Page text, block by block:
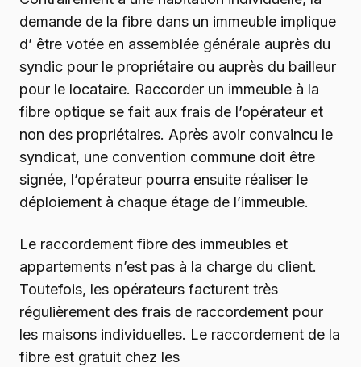
demande de la fibre dans un immeuble implique
d’ être votée en assemblée générale auprès du
syndic pour le propriétaire ou auprès du bailleur
pour le locataire. Raccorder un immeuble à la
fibre optique se fait aux frais de l’opérateur et
non des propriétaires. Après avoir convaincu le
syndicat, une convention commune doit être
signée, l’opérateur pourra ensuite réaliser le
déploiement à chaque étage de l’immeuble.
Le raccordement fibre des immeubles et
appartements n’est pas à la charge du client.
Toutefois, les opérateurs facturent très
régulièrement des frais de raccordement pour
les maisons individuelles. Le raccordement de la
fibre est gratuit chez les